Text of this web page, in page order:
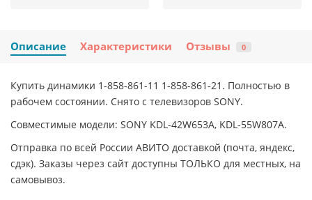
Описание Характеристики Отзывы 0
Купить динамики 1-858-861-11 1-858-861-21. Полностью в
рабочем состоянии. Снято с телевизоров SONY.
Совместимые модели: SONY KDL-42W653A, KDL-55W807A.
Отправка по всей России АВИТО доставкой (почта, яндекс,
сдэк). Заказы через сайт доступны ТОЛЬКО для местных, на
самовывоз.